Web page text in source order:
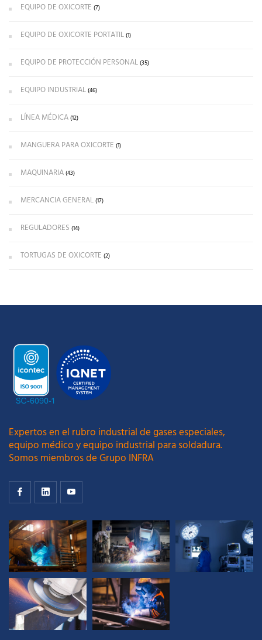
EQUIPO DE OXICORTE (7)
EQUIPO DE OXICORTE PORTATIL(1)
EQUIPO DE PROTECCIÓN PERSONAL(35)
EQUIPO INDUSTRIAL(46)
LÍNEA MÉDICA(12)
MANGUERA PARA OXICORTE (1)
MAQUINARIA(43)
MERCANCIA GENERAL(17)
REGULADORES (14)
TORTUGAS DE OXICORTE (2)
Expertos en el rubro industrial de gases especiales,
equipo médico y equipo industrial para soldadura.
Somos miembros de Grupo INFRA